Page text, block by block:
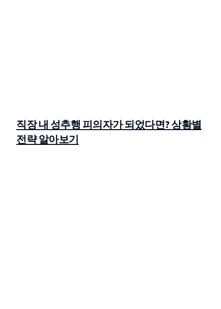
직장 내 성추행 피의자가 되었다면? 상황별
전략 알아보기